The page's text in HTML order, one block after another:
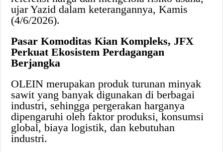
ujar Yazid dalam keterangannya, Kamis
(4/6/2026).
Pasar Komoditas Kian Kompleks, JFX
Perkuat Ekosistem Perdagangan
Berjangka
OLEIN merupakan produk turunan minyak
sawit yang banyak digunakan di berbagai
industri, sehingga pergerakan harganya
dipengaruhi oleh faktor produksi, konsumsi
global, biaya logistik, dan kebutuhan
industri.